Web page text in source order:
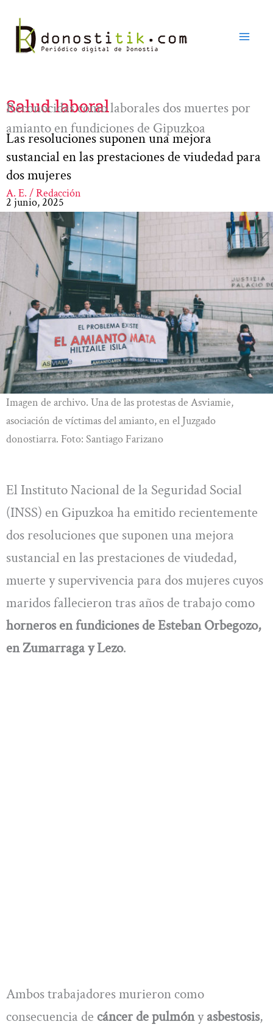
contenido
Salud laboral
Reconocidas como laborales dos muertes por
amianto en fundiciones de Gipuzkoa
Las resoluciones suponen una mejora
sustancial en las prestaciones de viudedad para
dos mujeres
A. E. / Redacción
2 junio, 2025
Imagen de archivo. Una de las protestas de Asviamie,
asociación de víctimas del amianto, en el Juzgado
donostiarra. Foto: Santiago Farizano
El Instituto Nacional de la Seguridad Social
(INSS) en Gipuzkoa ha emitido recientemente
dos resoluciones que suponen una mejora
sustancial en las prestaciones de viudedad,
muerte y supervivencia para dos mujeres cuyos
maridos fallecieron tras años de trabajo como
horneros en fundiciones de Esteban Orbegozo,
en Zumarraga y Lezo.
Ambos trabajadores murieron como
consecuencia de cáncer de pulmónyasbestosis,